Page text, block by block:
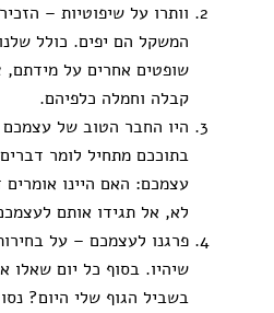
וותרו על שיפוטיות –
המשקל הם יפים. כולל
שופטים אחרים על מידתם,
קבלה וחמלה כלפיהם.
היו החבר הטוב של
בתוככם מתחיל לומר
עצמכם: האם היינו
לא, אל תגידו אותם
פרגנו לעצמכם – על
שיהיו. בסוף כל יום